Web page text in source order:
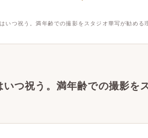
いつ祝う。満年齢での撮影をスタジオ華写が勧める
つ祝う。満年齢での撮影を